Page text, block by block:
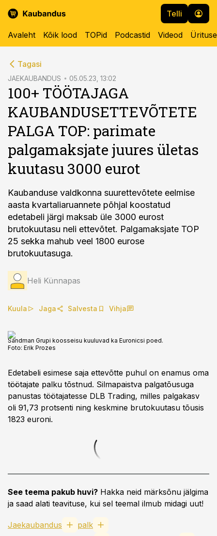
Telli
Avaleht Kõik lood TOPid Podcastid Videod
Tagasi
JAEKAUBANDUS 05.05.23, 13:02
100+ TÖÖTAJAGA
KAUBANDUSETTEVÕTETE
PALGA TOP: parimate
palgamaksjate juures ületas
kuutasu 3000 eurot
Kaubanduse valdkonna suurettevõtete eelmise
aasta kvartaliaruannete põhjal koostatud
edetabeli järgi maksab üle 3000 eurost
brutokuutasu neli ettevõtet. Palgamaksjate TOP
25 sekka mahub veel 1800 eurose
brutokuutasuga.
Heli Künnapas
Kuula Jaga Salvesta Vihja
Sandman Grupi koosseisu kuuluvad ka Euronicsi poed.
Foto: Erik Prozes
Edetabeli esimese saja ettevõtte puhul on enamus oma
töötajate palku tõstnud. Silmapaistva palgatõusuga
panustas töötajatesse DLB Trading, milles palgakasv
oli 91,73 protsenti ning keskmine brutokuutasu tõusis
1823 euroni.
See teema pakub huvi? Hakka neid märksõnu jälgima
ja saad alati teavituse, kui sel teemal ilmub midagi uut!
Jaekaubandus
palk